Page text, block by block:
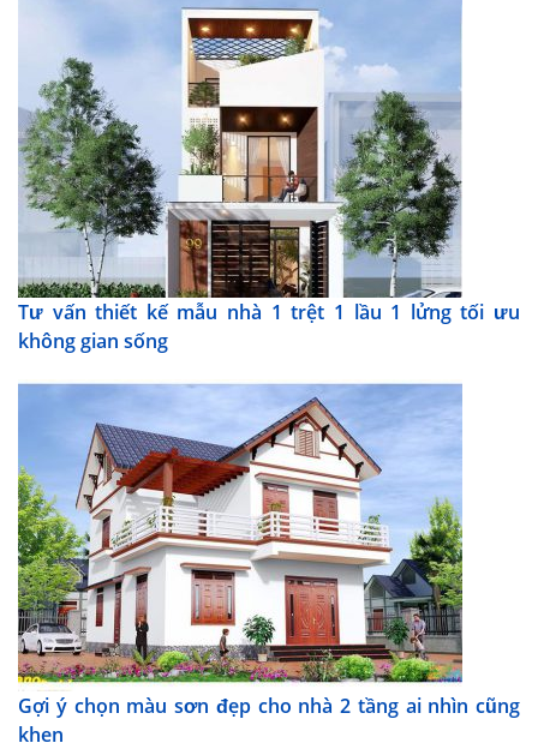
Tư vấn thiết kế mẫu nhà 1 trệt 1 lầu 1 lửng tối ưu
không gian sống
Gợi ý chọn màu sơn đẹp cho nhà 2 tầng ai nhìn cũng
khen